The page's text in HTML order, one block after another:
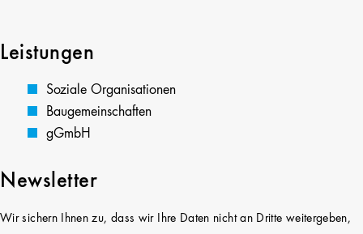
Leistungen
Soziale Organisationen
Baugemeinschaften
gGmbH
Newsletter
Wir sichern Ihnen zu, dass wir Ihre Daten nicht an Dritte weitergeben,